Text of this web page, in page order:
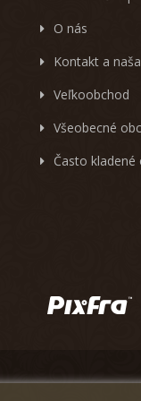
O nás
Kontakt a
Veľkoobchod
Všeobecné
Často kladené